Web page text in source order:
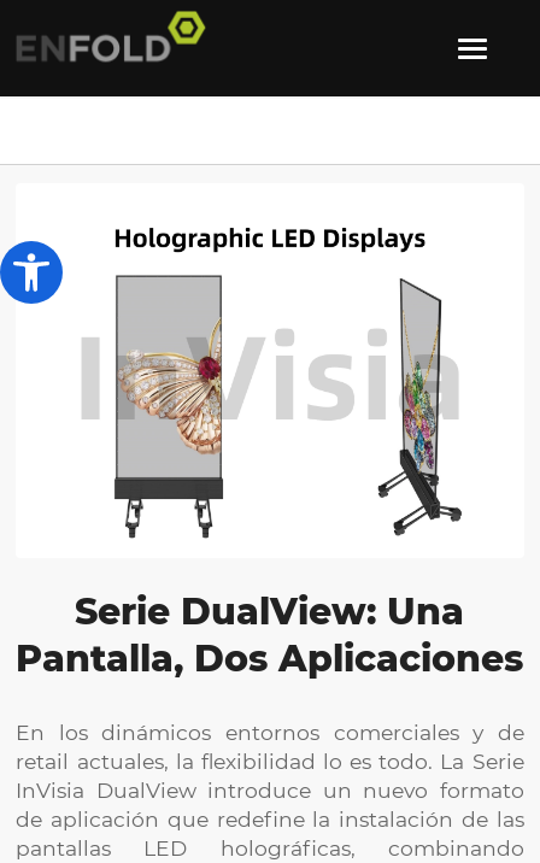
Serie DualView: Una
Pantalla, Dos Aplicaciones
En los dinámicos entornos comerciales y de
retail actuales, la flexibilidad lo es todo. La Serie
InVisia DualView introduce un nuevo formato
de aplicación que redefine la instalación de las
pantallas LED holográficas, combinando
Abrir barra de herramientas